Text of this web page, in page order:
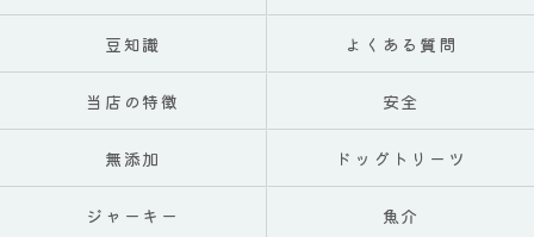
豆知識 よくある質問
当店の特徴 安全
無添加 ドッグトリーツ
ジャーキー 魚介